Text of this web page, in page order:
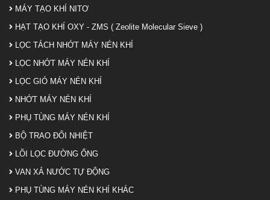
MÁY TẠO KHÍ NITƠ
HẠT TẠO KHÍ OXY - ZMS ( Zeolite Molecular Sieve )
LỌC TÁCH NHỚT MÁY NÉN KHÍ
LỌC NHỚT MÁY NÉN KHÍ
LỌC GIÓ MÁY NÉN KHÍ
NHỚT MÁY NÉN KHÍ
PHỤ TÙNG MÁY NÉN KHÍ
BỘ TRAO ĐỔI NHIỆT
LÕI LỌC ĐƯỜNG ỐNG
VAN XẢ NƯỚC TỰ ĐỘNG
PHỤ TÙNG MÁY NÉN KHÍ KHÁC